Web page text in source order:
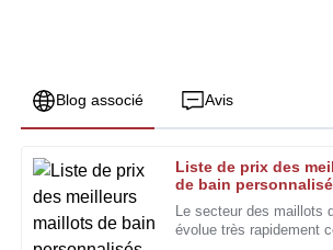
Blog associé Avis
Liste de prix des
de bain
(OEM) pour 2026 ?
Le secteur des maillots
évolue très rapidement
Robert
Jackson
La qualité exceptionnelle et l'équipe